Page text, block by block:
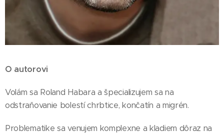
O autorovi
Volám sa Roland Habara a špecializujem sa na
odstraňovanie bolestí chrbtice, končatín a migrén.
Problematike sa venujem komplexne a kladiem dôraz na